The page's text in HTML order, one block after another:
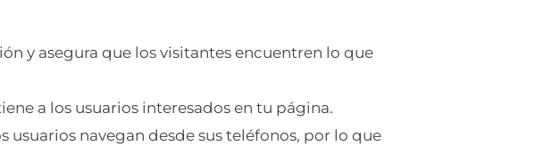
y asegura que los visitantes encuentren lo que
a los usuarios interesados en tu página.
navegan desde sus teléfonos, por lo que